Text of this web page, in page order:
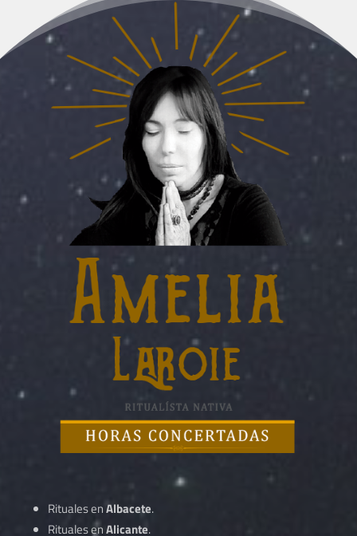
Rituales enAlbacete.
Rituales enAlicante.